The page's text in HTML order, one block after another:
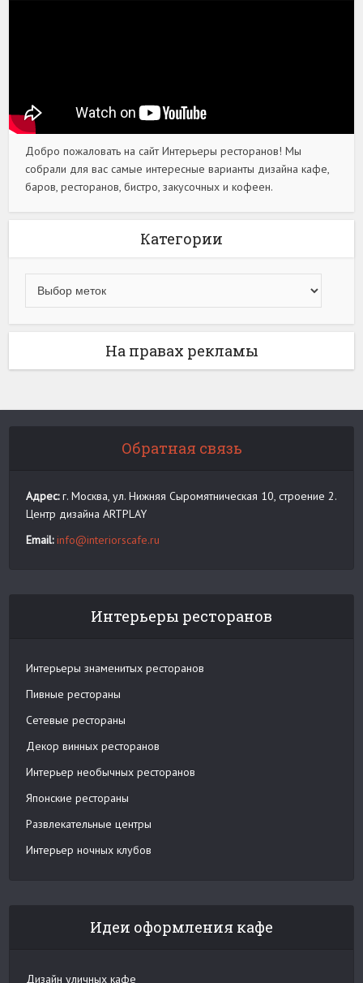
Добро пожаловать на сайт Интерьеры ресторанов! Мы
собрали для вас самые интересные варианты дизайна кафе,
баров, ресторанов, бистро, закусочных и кофеен.
Категории
На правах рекламы
Обратная связь
Адрес:г. Москва, ул. Нижняя Сыромятническая 10, строение 2.
Центр дизайна ARTPLAY
Email: info@interiorscafe.ru
Интерьеры ресторанов
Интерьеры знаменитых ресторанов
Пивные рестораны
Сетевые рестораны
Декор винных ресторанов
Интерьер необычных ресторанов
Японские рестораны
Развлекательные центры
Интерьер ночных клубов
Идеи оформления кафе
Дизайн уличных кафе